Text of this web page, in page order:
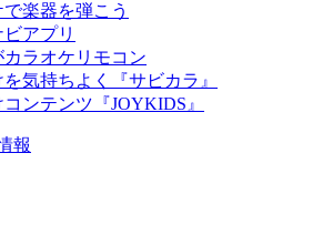
楽器を弾こう
アプリ
カラオケリモコン
気持ちよく『サビカラ』
ンテンツ『JOYKIDS』
報